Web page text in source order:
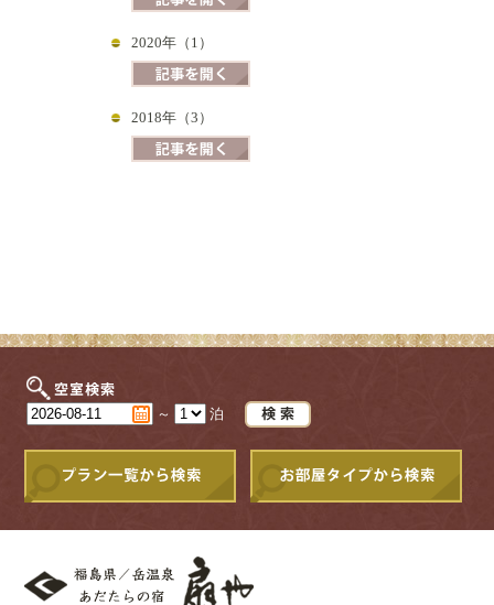
2020年（1）
2018年（3）
～ 泊